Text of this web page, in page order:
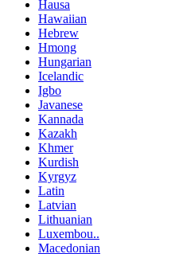
Hausa
Hawaiian
Hebrew
Hmong
Hungarian
Icelandic
Igbo
Javanese
Kannada
Kazakh
Khmer
Kurdish
Kyrgyz
Latin
Latvian
Lithuanian
Luxembou..
Macedonian